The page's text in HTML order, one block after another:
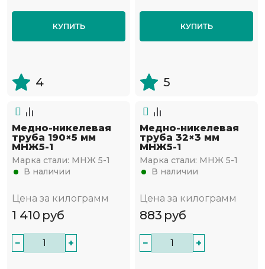
КУПИТЬ
4
КУПИТЬ
5
Медно-никелевая
труба 190×5 мм
МНЖ5-1
Марка стали: МНЖ 5-1
В наличии
Цена за килограмм
1 410 руб
− +
Медно-никелевая
труба 32×3 мм
МНЖ5-1
Марка стали: МНЖ 5-1
В наличии
Цена за килограмм
883 руб
− +